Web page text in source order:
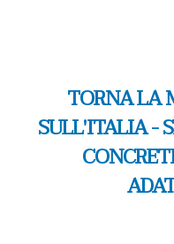
TORNA LA
SULL'ITALIA -